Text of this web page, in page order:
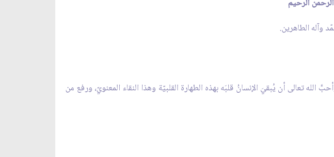
الرحيم
وآله الطاهرين.
تعالى أن يُبقيَ الإنسانُ قلبَه بهذه الطهارة القلبيّة وهذا النقاء المعنويّ، ورفع من